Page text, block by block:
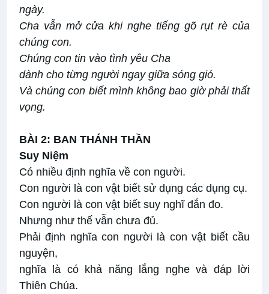
ngày.
Cha vẫn mở cửa khi nghe tiếng gõ rụt rè của
chúng con.
Chúng con tin vào tình yêu Cha
dành cho từng người ngay giữa sóng gió.
Và chúng con biết mình không bao giờ phải thất
vọng.
BÀI 2: BAN THÁNH THẦN
Suy Niệm
Có nhiều định nghĩa về con người.
Con người là con vật biết sử dụng các dụng cụ.
Con người là con vật biết suy nghĩ đắn đo.
Nhưng như thế vẫn chưa đủ.
Phải định nghĩa con người là con vật biết cầu
nguyện,
nghĩa là có khả năng lắng nghe và đáp lời
Thiên Chúa.